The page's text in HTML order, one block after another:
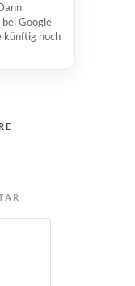
Google
künftig noch